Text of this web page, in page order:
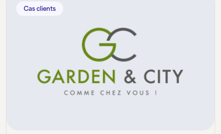
Cas clients